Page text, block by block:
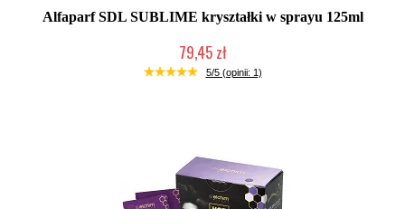
Alfaparf SDL SUBLIME kryształki w sprayu 125ml
79,45 zł
Duża ilość (wysyłka w 24h)
5/5 (opinii: 1)